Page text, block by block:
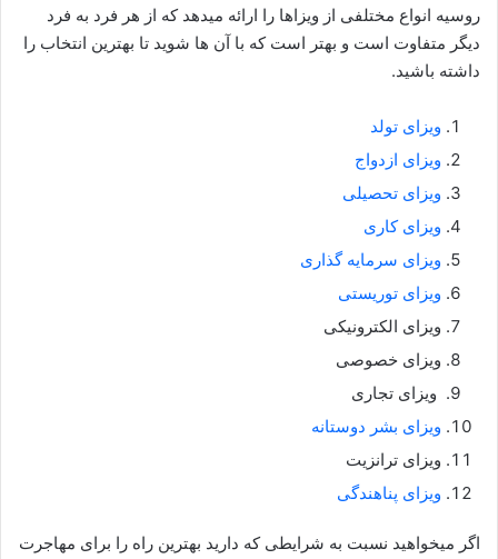
روسیه انواع مختلفی از ویزاها را ارائه میدهد که از هر فرد به فرد
دیگر متفاوت است و بهتر است که با آن ها شوید تا بهترین انتخاب را
داشته باشید.
ویزای تولد
ویزای ازدواج
ویزای تحصیلی
ویزای کاری
ویزای سرمایه گذاری
ویزای توریستی
ویزای الکترونیکی
ویزای خصوصی
ویزای تجاری
ویزای بشر دوستانه
ویزای ترانزیت
ویزای پناهندگی
اگر میخواهید نسبت به شرایطی که دارید بهترین راه را برای مهاجرت